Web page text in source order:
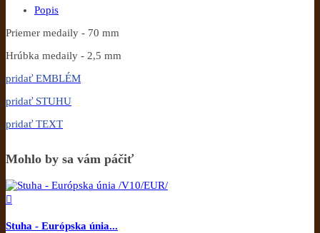
Popis
Priemer medaily - 70 mm
Hrúbka medaily - 2,5 mm
pridať EMBLÉM
pridať STUHU
pridať TEXT
Mohlo by sa vám páčiť

Stuha - Európska únia...